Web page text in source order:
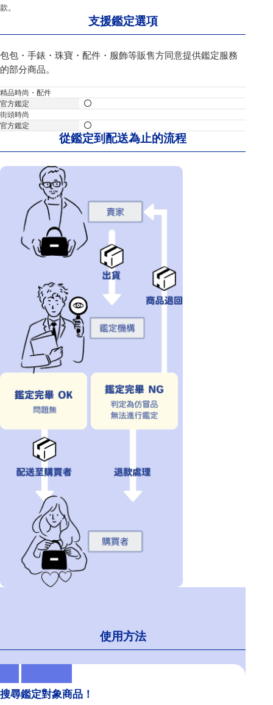
款。
支援鑑定選項
包包・手錶・珠寶・配件・服飾等販售方同意提供鑑定服務
的部分商品。
精品時尚・配件
街頭時尚
從鑑定到配送為止的流程
使用方法
搜尋鑑定對象商品！